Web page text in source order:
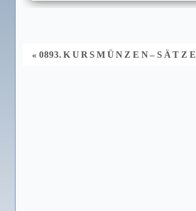
« 0893. K U R S M Ü N Z E N – S Ä T Z E